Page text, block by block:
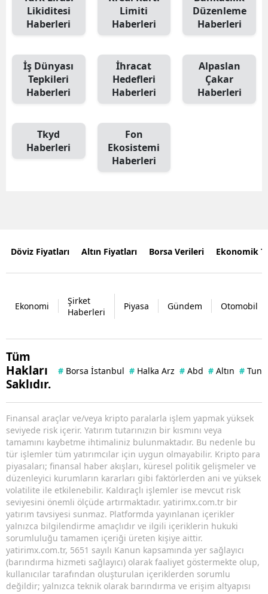
Likiditesi
Haberleri
Limiti
Haberleri
Düzenleme
Haberleri
İş Dünyası
Tepkileri
Haberleri
İhracat
Hedefleri
Haberleri
Alpaslan
Çakar
Haberleri
Tkyd
Haberleri
Fon
Ekosistemi
Haberleri
Döviz Fiyatları Altın Fiyatları Borsa Verileri Ekonomik
Ekonomi
Şirket
Haberleri
Piyasa Gündem Otomobil
Tüm
Hakları
Saklıdır.
# Borsa İstanbul # Halka Arz # Abd # Altın #
Finansal araçlar ve/veya kripto paralarla işlem yapmak yüksek
seviyede risk içerir. Yatırım tutarınızın bir kısmını veya
tamamını kaybetme ihtimaliniz bulunmaktadır. Bu nedenle bu
tür işlemler tüm yatırımcılar için uygun olmayabilir. Kripto para
piyasaları; finansal haber akışları, küresel politik gelişmeler ve
düzenleyici kurumların kararları gibi faktörlerden ani ve yüksek
volatilite ile etkilenebilir. Kaldıraçlı işlemler ise mevcut risk
seviyesini önemli ölçüde artırmaktadır. yatirimx.com.tr bir
yatırım tavsiyesi sunmaz. Platformda yayınlanan içerikler
yalnızca bilgilendirme amaçlıdır ve ilgili içeriklerin hukuki
sorumluluğu tamamen içeriği üreten kişiye aittir.
yatirimx.com.tr, 5651 sayılı Kanun kapsamında yer sağlayıcı
(barındırma hizmeti sağlayıcı) olarak faaliyet göstermekte olup,
kullanıcılar tarafından oluşturulan içeriklerden sorumlu
değildir; yalnızca teknik olarak barındırma ve erişim altyapısı